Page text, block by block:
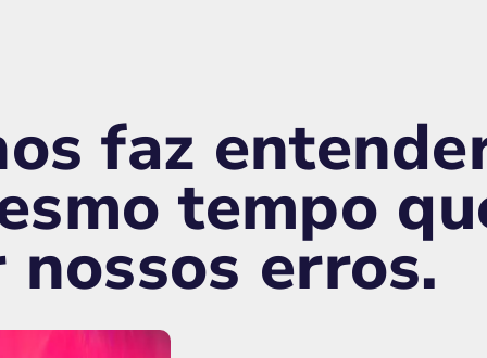
faz
tempo
erros.